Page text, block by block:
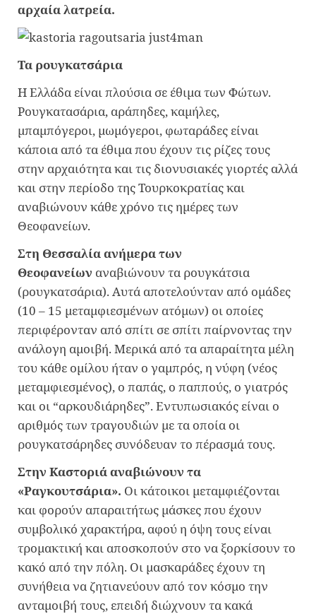
αρχαία λατρεία.
Τα ρουγκατσάρια
Η Ελλάδα είναι πλούσια σε έθιμα των Φώτων.
Ρουγκατασάρια, αράπηδες, καμήλες,
μπαμπόγεροι, μωμόγεροι, φωταράδες είναι
κάποια από τα έθιμα που έχουν τις ρίζες τους
στην αρχαιότητα και τις διονυσιακές γιορτές αλλά
και στην περίοδο της Τουρκοκρατίας και
αναβιώνουν κάθε χρόνο τις ημέρες των
Θεοφανείων.
Στη Θεσσαλία ανήμερα των
Θεοφανείων αναβιώνουν τα ρουγκάτσια
(ρουγκατσάρια). Αυτά αποτελούνταν από ομάδες
(10 – 15 μεταμφιεσμένων ατόμων) οι οποίες
περιφέρονταν από σπίτι σε σπίτι παίρνοντας την
ανάλογη αμοιβή. Μερικά από τα απαραίτητα μέλη
του κάθε ομίλου ήταν ο γαμπρός, η νύφη (νέος
μεταμφιεσμένος), ο παπάς, ο παππούς, ο γιατρός
και οι “αρκουδιάρηδες”. Εντυπωσιακός είναι ο
αριθμός των τραγουδιών με τα οποία οι
ρουγκατσάρηδες συνόδευαν το πέρασμά τους.
Στην Καστοριά αναβιώνουν τα
«Ραγκουτσάρια». Οι κάτοικοι μεταμφιέζονται
και φορούν απαραιτήτως μάσκες που έχουν
συμβολικό χαρακτήρα, αφού η όψη τους είναι
τρομακτική και αποσκοπούν στο να ξορκίσουν το
κακό από την πόλη. Οι μασκαράδες έχουν τη
συνήθεια να ζητιανεύουν από τον κόσμο την
ανταμοιβή τους, επειδή διώχνουν τα κακά